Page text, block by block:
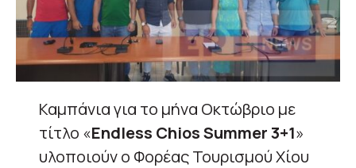
Καμπάνια για το μήνα Οκτώβριο με
τίτλο «Endless Chios Summer 3+1»
υλοποιούν ο Φορέας Τουρισμού Χίου